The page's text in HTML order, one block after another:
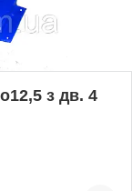
з дв. 4